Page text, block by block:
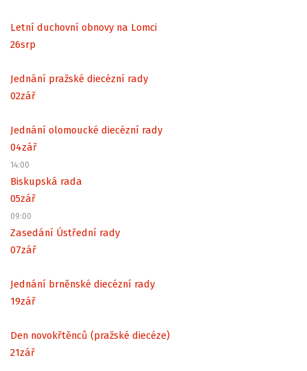
Letní duchovní obnovy na Lomci
26srp
Jednání pražské diecézní rady
02zář
Jednání olomoucké diecézní rady
04zář
14:00
Biskupská rada
05zář
09:00
Zasedání Ústřední rady
07zář
Jednání brněnské diecézní rady
19zář
Den novokřtěnců (pražské diecéze)
21zář